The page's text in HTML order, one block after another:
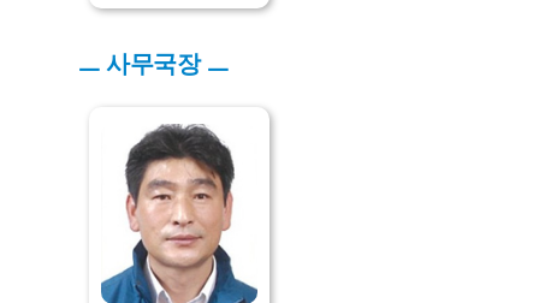
ㅡ 사무국장 ㅡ